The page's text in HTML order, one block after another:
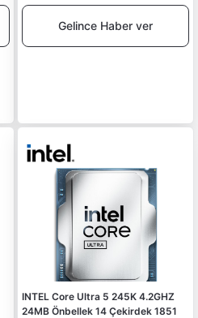
Gelince Haber ver
INTEL Core Ultra 5 245K 4.2GHZ
24MB Önbellek 14 Çekirdek 1851